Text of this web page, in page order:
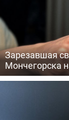
Зарезавшая
Мончегорска